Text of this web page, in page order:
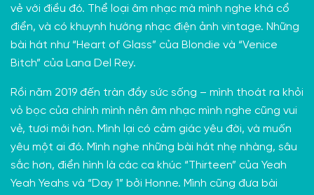
vẻ với điều đó. Thể loại âm nhạc mà mình nghe khá cổ
điển, và có khuynh hướng nhạc điện ảnh vintage. Những
bài hát như “Heart of Glass” của Blondie và “Venice
Bitch” của Lana Del Rey.
Rồi năm 2019 đến tràn đầy sức sống – mình thoát ra khỏi
vỏ bọc của chính mình nên âm nhạc mình nghe cũng vui
vẻ, tươi mới hơn. Mình lại có cảm giác yêu đời, và muốn
yêu một ai đó. Mình nghe những bài hát nhẹ nhàng, sâu
sắc hơn, điển hình là các ca khúc “Thirteen” của Yeah
Yeah Yeahs và “Day 1” bởi Honne. Mình cũng đưa bài